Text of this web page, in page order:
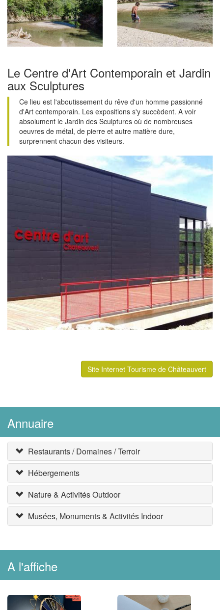
Le Centre d'Art Contemporain et Jardin
aux Sculptures
Ce lieu est l'aboutissement du rêve d'un homme passionné
d'Art contemporain. Les expositions s'y succèdent. A voir
absolument le Jardin des Sculptures où de nombreuses
oeuvres de métal, de pierre et autre matière dure,
surprennent chacun des visiteurs.
Site Internet Tourisme de Châteauvert
Annuaire
Restaurants / Domaines / Terroir
Hébergements
Nature & Activités Outdoor
Musées, Monuments & Activités Indoor
A l'affiche